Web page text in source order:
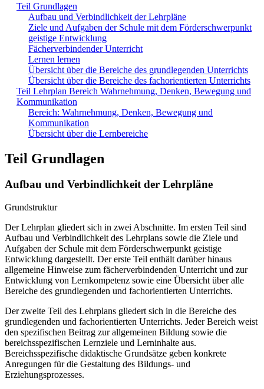
Teil Grundlagen
Aufbau und Verbindlichkeit der Lehrpläne
Ziele und Aufgaben der Schule mit dem Förderschwerpunkt
geistige Entwicklung
Fächerverbindender Unterricht
Lernen lernen
Übersicht über die Bereiche des grundlegenden Unterrichts
Übersicht über die Bereiche des fachorientierten Unterrichts
Teil Lehrplan Bereich Wahrnehmung, Denken, Bewegung und
Kommunikation
Bereich: Wahrnehmung, Denken, Bewegung und
Kommunikation
Übersicht über die Lernbereiche
Teil Grundlagen
Aufbau und Verbindlichkeit der Lehrpläne
Grundstruktur
Der Lehrplan gliedert sich in zwei Abschnitte. Im ersten Teil sind
Aufbau und Verbindlichkeit des Lehrplans sowie die Ziele und
Aufgaben der Schule mit dem Förderschwerpunkt geistige
Entwicklung dargestellt. Der erste Teil enthält darüber hinaus
allgemeine Hinweise zum fächerverbindenden Unterricht und zur
Entwicklung von Lernkompetenz sowie eine Übersicht über alle
Bereiche des grundlegenden und fachorientierten Unterrichts.
Der zweite Teil des Lehrplans gliedert sich in die Bereiche des
grundlegenden und fachorientierten Unterrichts. Jeder Bereich weist
den spezifischen Beitrag zur allgemeinen Bildung sowie die
bereichsspezifischen Lernziele und Lerninhalte aus.
Bereichsspezifische didaktische Grundsätze geben konkrete
Anregungen für die Gestaltung des Bildungs- und
Erziehungsprozesses.